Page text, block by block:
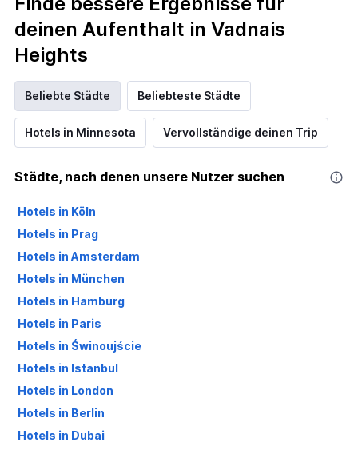
deinen Aufenthalt in Vadnais
Heights
Beliebte Städte Beliebteste Städte
Hotels in Minnesota Vervollständige deinen Trip
Städte, nach denen unsere Nutzer suchen
Hotels in Köln
Hotels in Prag
Hotels in Amsterdam
Hotels in München
Hotels in Hamburg
Hotels in Paris
Hotels in Świnoujście
Hotels in Istanbul
Hotels in London
Hotels in Berlin
Hotels in Dubai